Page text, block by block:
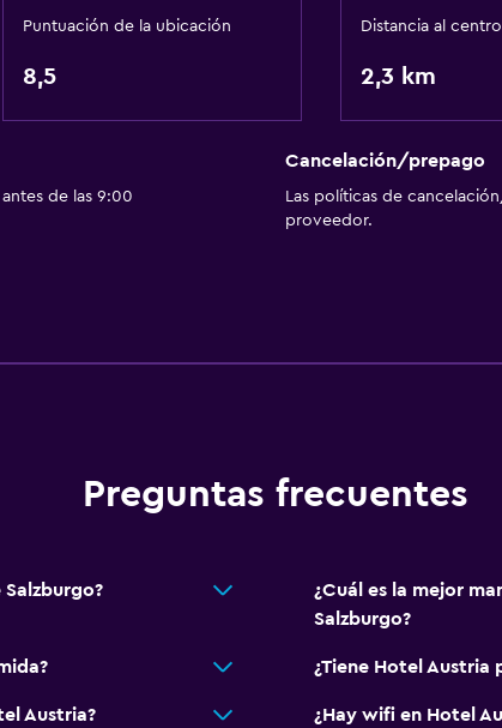
Puntuación de la ubicación
8,5
Distancia al centro
2,3 km
de las 9:00
Cancelación/prepago
Las políticas de
proveedor.
Preguntas frecuentes
¿Cuál es la mejor
Salzburgo?
¿Tiene Hotel Austria
Austria? ¿Hay wifi en Hotel